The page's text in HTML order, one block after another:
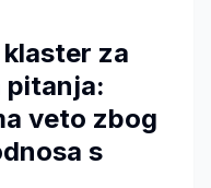
za
pitanja:
veto zbog
s